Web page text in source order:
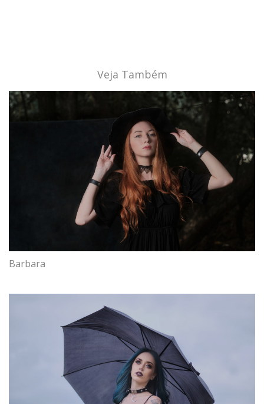
Veja Também
Barbara